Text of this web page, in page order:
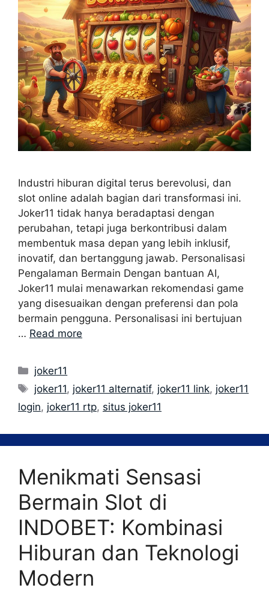
Industri hiburan digital terus berevolusi, dan
slot online adalah bagian dari transformasi ini.
Joker11 tidak hanya beradaptasi dengan
perubahan, tetapi juga berkontribusi dalam
membentuk masa depan yang lebih inklusif,
inovatif, dan bertanggung jawab. Personalisasi
Pengalaman Bermain Dengan bantuan AI,
Joker11 mulai menawarkan rekomendasi game
yang disesuaikan dengan preferensi dan pola
bermain pengguna. Personalisasi ini bertujuan
… Read more
Categories
joker11
Tags
joker11, joker11 alternatif, joker11 link, joker11
login, joker11 rtp, situs joker11
Menikmati Sensasi
Bermain Slot di
INDOBET: Kombinasi
Hiburan dan Teknologi
Modern